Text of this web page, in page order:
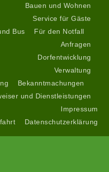
Bauen und Wohnen
Service für Gäste
Bus
Für den Notfall
Anfragen
Dorfentwicklung
Verwaltung
Bekanntmachungen
und Dienstleistungen
Impressum
Datenschutzerklärung